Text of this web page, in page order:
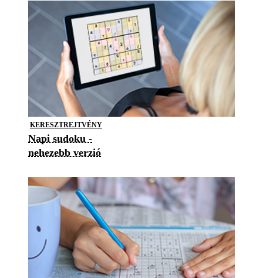
KERESZTREJTVÉNY
Napi sudoku -
nehezebb verzió